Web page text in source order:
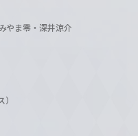
やま零・深井涼介